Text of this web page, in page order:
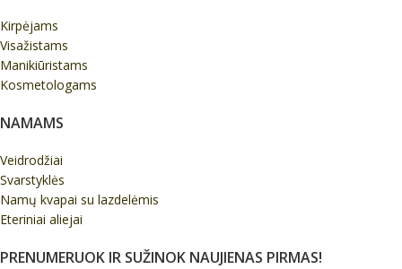
Kirpėjams
Visažistams
Manikiūristams
Kosmetologams
NAMAMS
Veidrodžiai
Svarstyklės
Namų kvapai su lazdelėmis
Eteriniai aliejai
PRENUMERUOK IR SUŽINOK NAUJIENAS PIRMAS!